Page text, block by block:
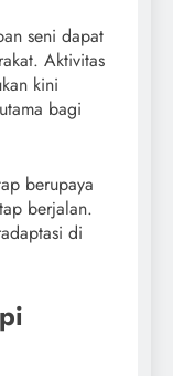
seni dapat
Aktivitas
kini
bagi
berupaya
berjalan.
di